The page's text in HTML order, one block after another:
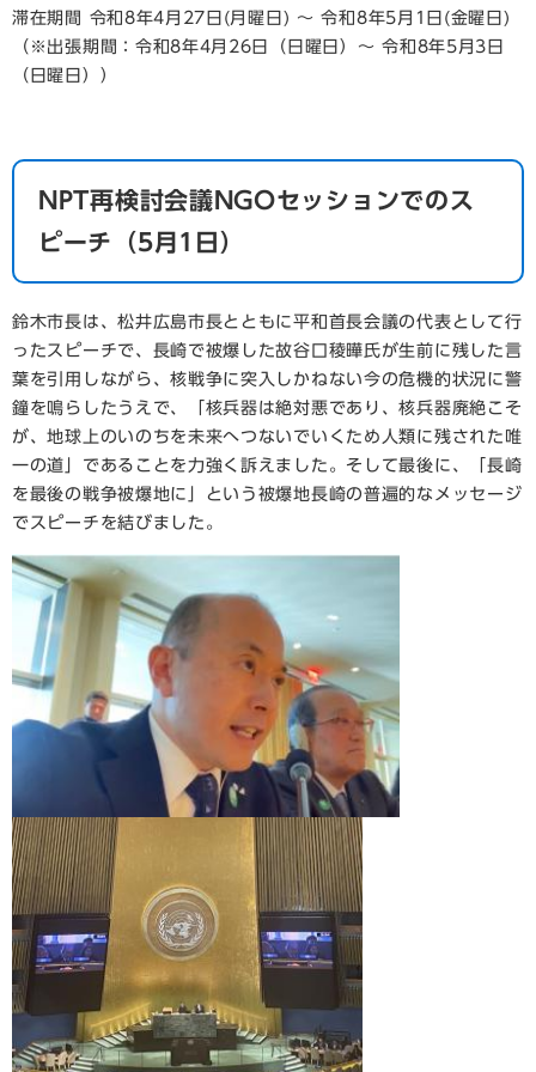
滞在期間 令和8年4月27日(月曜日) ～ 令和8年5月1日(金曜日)
（※出張期間：令和8年4月26日（日曜日）～ 令和8年5月3日
（日曜日））
NPT再検討会議NGOセッションでのス
ピーチ（5月1日）
鈴木市長は、松井広島市長とともに平和首長会議の代表として行
ったスピーチで、長崎で被爆した故谷口稜曄氏が生前に残した言
葉を引用しながら、核戦争に突入しかねない今の危機的状況に警
鐘を鳴らしたうえで、「核兵器は絶対悪であり、核兵器廃絶こそ
が、地球上のいのちを未来へつないでいくため人類に残された唯
一の道」であることを力強く訴えました。そして最後に、「長崎
を最後の戦争被爆地に」という被爆地長崎の普遍的なメッセージ
でスピーチを結びました。